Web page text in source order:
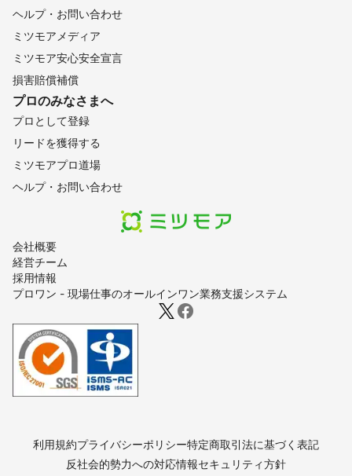
会社概要
経営チーム
採用情報
プロワン - 現場仕事のオールインワン業務支援システム
ヘルプ・お問い合わせ
ミツモアメディア
ミツモア安心安全宣言
損害賠償補償
プロのみなさまへ
プロとして登録
リードを獲得する
ミツモアプロ道場
ヘルプ・お問い合わせ
利用規約プライバシーポリシー特定商取引法に基づく表記
反社会的勢力への対応情報セキュリティ方針